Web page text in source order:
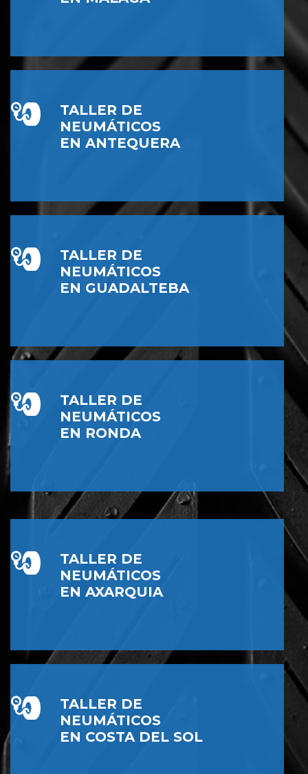
TALLER DE
NEUMÁTICOS
EN ANTEQUERA
TALLER DE
NEUMÁTICOS
EN GUADALTEBA
TALLER DE
NEUMÁTICOS
EN RONDA
TALLER DE
NEUMÁTICOS
EN AXARQUIA
TALLER DE
NEUMÁTICOS
EN COSTA DEL SOL